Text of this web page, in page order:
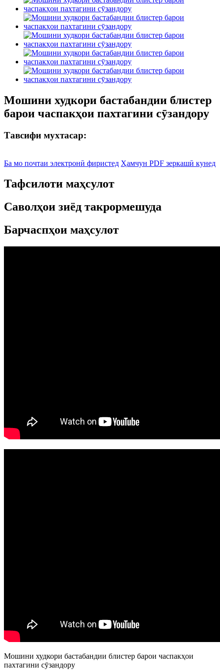
Мошини худкори бастабандии блистер
барои часпакҳои пахтагини сӯзандору
Тавсифи мухтасар:
Ба мо почтаи электронӣ фиристед Ҳамчун PDF зеркашӣ кунед
Тафсилоти маҳсулот
Саволҳои зиёд такрормешуда
Барчаспҳои маҳсулот
Мошини худкори бастабандии блистер барои часпакҳои
пахтагини сӯзандору